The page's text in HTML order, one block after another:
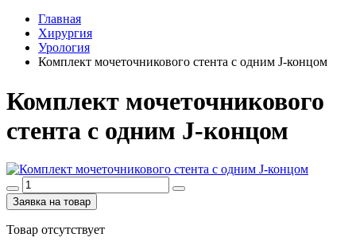
Главная
Хирургия
Урология
Комплект мочеточникового стента с одним J-концом
Комплект мочеточникового
стента с одним J-концом
Заявка на товар
Товар отсутствует